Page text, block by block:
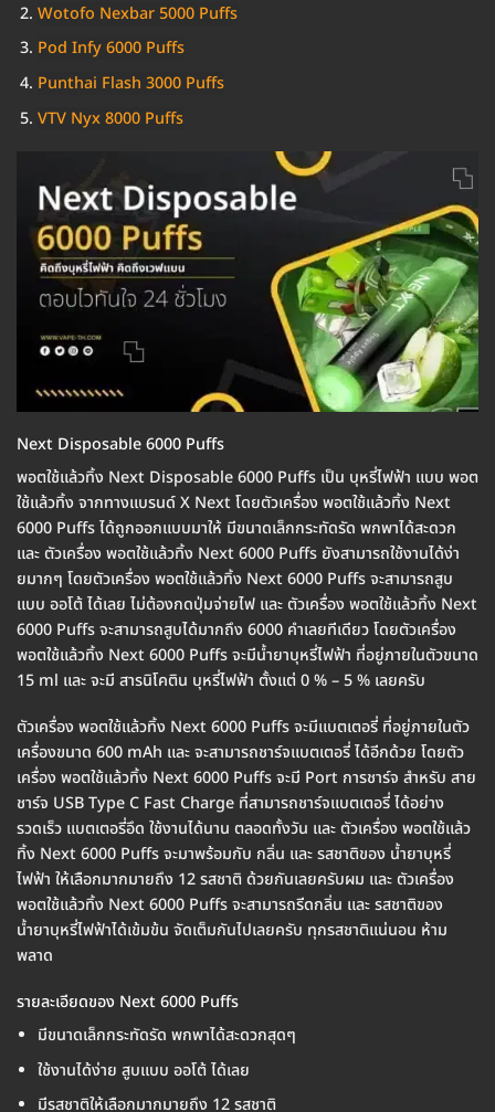
Wotofo Nexbar 5000 Puffs
Pod Infy 6000 Puffs
Punthai Flash 3000 Puffs
VTV Nyx 8000 Puffs
Next Disposable 6000 Puffs
พอตใช้แล้วทิ้ง Next Disposable 6000 Puffs เป็น บุหรี่ไฟฟ้า แบบ พอต
ใช้แล้วทิ้ง จากทางแบรนด์ X Next โดยตัวเครื่อง พอตใช้แล้วทิ้ง Next
6000 Puffs ได้ถูกออกแบบมาให้ มีขนาดเล็กกระทัดรัด พกพาได้สะดวก
และ ตัวเครื่อง พอตใช้แล้วทิ้ง Next 6000 Puffs ยังสามารถใช้งานได้ง่า
ยมากๆ โดยตัวเครื่อง พอตใช้แล้วทิ้ง Next 6000 Puffs จะสามารถสูบ
แบบ ออโต้ ได้เลย ไม่ต้องกดปุ่มจ่ายไฟ และ ตัวเครื่อง พอตใช้แล้วทิ้ง Next
6000 Puffs จะสามารถสูบได้มากถึง 6000 คำเลยทีเดียว โดยตัวเครื่อง
พอตใช้แล้วทิ้ง Next 6000 Puffs จะมีน้ำยาบุหรี่ไฟฟ้า ที่อยู่ภายในตัวขนาด
15 ml และ จะมี สารนิโคติน บุหรี่ไฟฟ้า ตั้งแต่ 0 % – 5 % เลยครับ
ตัวเครื่อง พอตใช้แล้วทิ้ง Next 6000 Puffs จะมีแบตเตอรี่ ที่อยู่ภายในตัว
เครื่องขนาด 600 mAh และ จะสามารถชาร์จแบตเตอรี่ ได้อีกด้วย โดยตัว
เครื่อง พอตใช้แล้วทิ้ง Next 6000 Puffs จะมี Port การชาร์จ สำหรับ สาย
ชาร์จ USB Type C Fast Charge ที่สามารถชาร์จแบตเตอรี่ ได้อย่าง
รวดเร็ว แบตเตอรี่อึด ใช้งานได้นาน ตลอดทั้งวัน และ ตัวเครื่อง พอตใช้แล้ว
ทิ้ง Next 6000 Puffs จะมาพร้อมกับ กลิ่น และ รสชาติของ น้ำยาบุหรี่
ไฟฟ้า ให้เลือกมากมายถึง 12 รสชาติ ด้วยกันเลยครับผม และ ตัวเครื่อง
พอตใช้แล้วทิ้ง Next 6000 Puffs จะสามารถรีดกลิ่น และ รสชาติของ
น้ำยาบุหรี่ไฟฟ้าได้เข้มข้น จัดเต็มกันไปเลยครับ ทุกรสชาติแน่นอน ห้าม
พลาด
รายละเอียดของ Next 6000 Puffs
มีขนาดเล็กกระทัดรัด พกพาได้สะดวกสุดๆ
ใช้งานได้ง่าย สูบแบบ ออโต้ ได้เลย
มีรสชาติให้เลือกมากมายถึง 12 รสชาติ